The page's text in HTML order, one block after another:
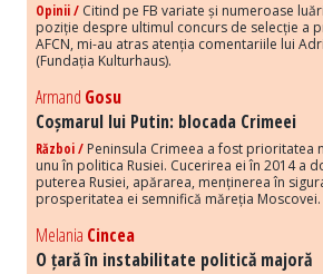
Opinii / Citind pe FB variate și numeroase
poziție despre ultimul concurs de selecție a
AFCN, mi-au atras atenția comentariile lui
(Fundația Kulturhaus).
Armand Gosu
Coșmarul lui Putin: blocada Crimeei
Război / Peninsula Crimeea a fost prioritatea
unu în politica Rusiei. Cucerirea ei în 2014 a
puterea Rusiei, apărarea, menținerea în
prosperitatea ei semnifică măreția Moscovei.
Melania Cincea
O țară în instabilitate politică majoră